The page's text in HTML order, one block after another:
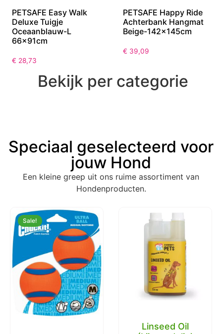
PETSAFE Easy Walk
Deluxe Tuigje
Oceaanblauw-L
66x91cm
€ 28,73
PETSAFE Happy Ride
Achterbank Hangmat
Beige-142x145cm
€ 39,09
Bekijk per categorie
Speciaal geselecteerd voor
jouw Hond
Een kleine greep uit ons ruime assortiment van
Hondenproducten.
Sale!
Linseed Oil